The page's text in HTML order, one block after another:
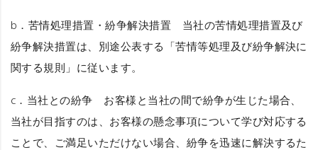
b． 苦情処理措置・紛争解決措置 当社の苦情処理措置及び
紛争解決措置は、別途公表する「苦情等処理及び紛争解決に
関する規則」に従います。
c． 当社との紛争 お客様と当社の間で紛争が生じた場合、
当社が目指すのは、お客様の懸念事項について学び対応する
ことで、ご満足いただけない場合、紛争を迅速に解決するた